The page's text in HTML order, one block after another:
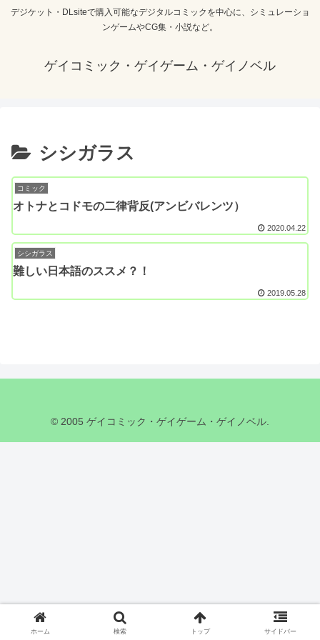
デジケット・DLsiteで購入可能なデジタルコミックを中心に、シミュレーショ
ンゲームやCG集・小説など。
ゲイコミック・ゲイゲーム・ゲイノベル
シシガラス
コミック
オトナとコドモの二律背反(アンビバレンツ）
2020.04.22
シシガラス
難しい日本語のススメ？！
2019.05.28
© 2005 ゲイコミック・ゲイゲーム・ゲイノベル.
ホーム 検索 トップ サイドバー